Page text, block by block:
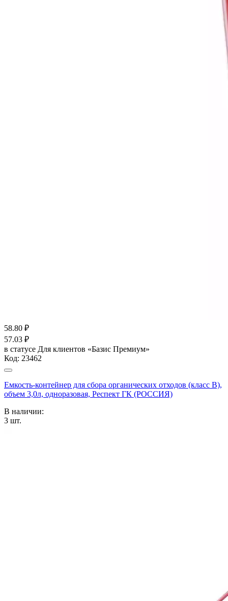
58.80 ₽
57.03 ₽
в статусе Для клиентов «Базис Премиум»
Код: 23462
Емкость-контейнер для сбора органических отходов (класс В),
объем 3,0л, одноразовая, Респект ГК (РОССИЯ)
В наличии:
3 шт.